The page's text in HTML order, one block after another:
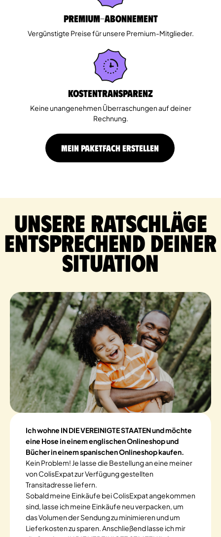
Premium-Abonnement
Vergünstigte Preise für unsere Premium-Mitglieder.
Kostentransparenz
Keine unangenehmen Überraschungen auf deiner
Rechnung.
MEIN PAKETFACH ERSTELLEN
Unsere Ratschläge
entsprechend deiner
Situation
Ich wohne IN DIE VEREINIGTE STAATEN und möchte
eine Hose in einem englischen Onlineshop und
Bücher in einem spanischen Onlineshop kaufen.
Kein Problem! Je lasse die Bestellung an eine meiner
von ColisExpat zur Verfügung gestellten
Transitadresse liefern.
Sobald meine Einkäufe bei ColisExpat angekommen
sind, lasse ich meine Einkäufe neu verpacken, um
das Volumen der Sendung zu minimieren und um
Lieferkosten zu sparen. Anschließend lasse ich mir